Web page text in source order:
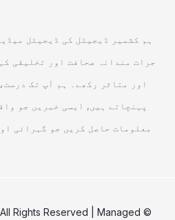
ہم کشمیر ڈیجیٹل کی ڈیجیٹل
جرات مندانہ صحافت اور تخلیقی
اور متاثر رکھے۔ ہم آپ تک
پہنچاتے ہیں, ایسی خبریں جو
معلومات حاصل کریں جو گہرائی
Rights Reserved | Managed